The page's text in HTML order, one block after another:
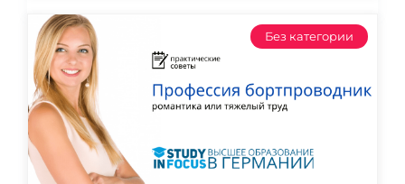
Наши студенты успешно поступают
КОНСУЛЬТАЦИЯ!
Беларусь
Другая страна
ЗАПИСАТЬСЯ НА КОНСУЛЬТАЦИЮ
Без категории